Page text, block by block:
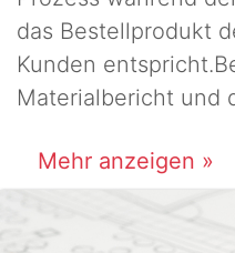
das Bestellprodukt
Kunden
Materialbericht und
Mehr anzeigen »